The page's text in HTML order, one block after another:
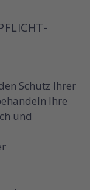
Schutz Ihrer
Ihre
und